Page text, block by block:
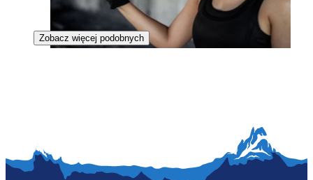
Zobacz więcej podobnych